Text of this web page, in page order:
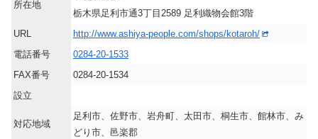
所在地
栃木県足利市通3丁目2589 足利織物会館3階
URL
http://www.ashiya-people.com/shops/kotaroh/
電話番号
0284-20-1533
FAX番号
0284-20-1534
設立
対応地域
足利市、佐野市、岩舟町、太田市、桐生市、館林市、み
どり市、邑楽郡